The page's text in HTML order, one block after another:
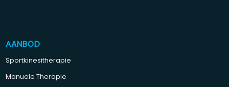
AANBOD
Sportkinesitherapie
Manuele Therapie